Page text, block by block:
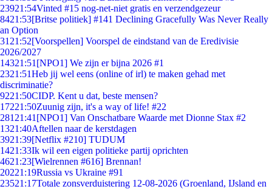
23921:54Vinted #15 nog-net-niet gratis en verzendgezeur
8421:53[Britse politiek] #141 Declining Gracefully Was Never Really
an Option
31 21:52[Voorspellen] Voorspel de eindstand van de Eredivisie
2026/2027
14321:51 [NPO1] We zijn er bijna 2026 #1
2321:51Heb jij wel eens (online of irl) te maken gehad met
discriminatie?
9221:50CIDP. Kent u dat, beste mensen?
17221:50Zuunig zijn, it's a way of life! #22
281 21:41 [NPO1] Van Onschatbare Waarde met Dionne Stax #2
1321:40Aftellen naar de kerstdagen
3921:39[Netflix #210] TUDUM
1421:33Ik wil een eigen politieke partij oprichten
4621:23[Wielrennen #616] Brennan!
20221:19Russia vs Ukraine #91
23521:17Totale zonsverduistering 12-08-2026 (Groenland, IJsland en